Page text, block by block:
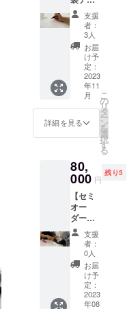
日時に
添えな
い場合
もござ
いま
す。日
程が決
まり次
第お早
めのご
予約を
オスス
メして
す。 ※
衣裳を
レンタ
ルした
際の往
復送料
は別途
掛かり
ます。
いただ
いた順
に受注
いたし
ますの
で、ご
希望の
日時に
添えな
い場合
いま
す。日
まり次
第お早
めのご
予約を
オスス
メして
おりま
す。 ※
衣裳を
レンタ
ルした
際の往
復送料
は別途
・メー
ルは
2023年
1月中に
ご入力
頂いた
アドレ
スへお
送りす
る予定
※備考欄
にイン
アカウ
ント名
かURL
をご記
載くだ
さい。
※HPな
どを掲
載した
い場合
はご支
援者様
のHPの
ケット
を郵送
いたし
ます。
(有効期
限：
2023年
1月1日
~2023
年12月
31日) ・
お礼の
メッ
ルにて
お送り
させて
いただ
きま
す。 ☆
お届け
予定：
・利用
チケッ
トを
2022年
12月下
いたし
ます！
お礼に
感謝を
込めた
手書き
のお手
紙を書
かせて
くださ
い！ ☆
お礼の
メッ
セージ
をメー
ルにて
お送り
させて
いただ
きま
す。 ・
お礼の
手紙を
お送り
る衣裳
の中か
らラン
ダムで
製作さ
せてい
ただき
ます。
☆ミニ
チュア
サイズ
ソーに
着せた
状態
［着脱
不可］
でお届
けいた
しま
す。 ☆
リター
ン内
容： ・
パリコ
イン
画】 パ
リコレ
に出演
するバ
レエ衣
裳のデ
ザイン
画を１
枚１枚
手書き
で仕上
げ、お
たしま
す。今
後世に
出す予
定の無
いもの
になり
ますの
で、１
０枚限
定とさ
せてい
ただき
支援
者：
3人
お届
け予
定：
2023
年11
月
詳細を見る
こ
の
リ
タ
ー
ン
を
選
択
す
る
80,
000 円
残り5
【セミ
オー
ダー利
用チ
ケッ
ト】
チュ
チュ工
房ペア
テの
チュ
支援
者：
0人
お届
け予
定：
2023
年08